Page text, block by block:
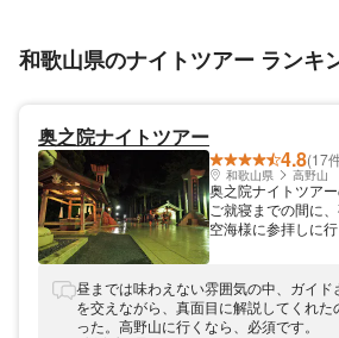
和歌山県のナイトツアー ランキ
奥之院ナイトツアー
4.8(17
和歌山県 高野山
奥之院ナイトツア
ご就寝までの間に
空海様に参拝しに
中とはまた違った
が出来ます。奥の
に伝わる大切な教
昼までは味わえない雰囲気の中、ガイド
を交えながら、真面目に解説してくれ
った。高野山に行くなら、必須です。